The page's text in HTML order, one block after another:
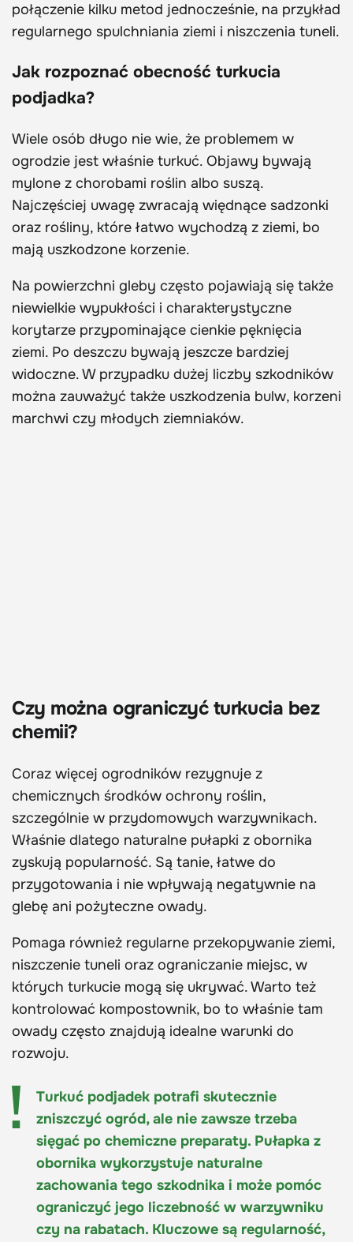
połączenie kilku metod jednocześnie, na przykład
regularnego spulchniania ziemi i niszczenia tuneli.
Jak rozpoznać obecność turkucia
podjadka?
Wiele osób długo nie wie, że problemem w
ogrodzie jest właśnie turkuć. Objawy bywają
mylone z chorobami roślin albo suszą.
Najczęściej uwagę zwracają więdnące sadzonki
oraz rośliny, które łatwo wychodzą z ziemi, bo
mają uszkodzone korzenie.
Na powierzchni gleby często pojawiają się także
niewielkie wypukłości i charakterystyczne
korytarze przypominające cienkie pęknięcia
ziemi. Po deszczu bywają jeszcze bardziej
widoczne. W przypadku dużej liczby szkodników
można zauważyć także uszkodzenia bulw, korzeni
marchwi czy młodych ziemniaków.
Czy można ograniczyć turkucia bez
chemii?
Coraz więcej ogrodników rezygnuje z
chemicznych środków ochrony roślin,
szczególnie w przydomowych warzywnikach.
Właśnie dlatego naturalne pułapki z obornika
zyskują popularność. Są tanie, łatwe do
przygotowania i nie wpływają negatywnie na
glebę ani pożyteczne owady.
Pomaga również regularne przekopywanie ziemi,
niszczenie tuneli oraz ograniczanie miejsc, w
których turkucie mogą się ukrywać. Warto też
kontrolować kompostownik, bo to właśnie tam
owady często znajdują idealne warunki do
rozwoju.
Turkuć podjadek potrafi skutecznie
zniszczyć ogród, ale nie zawsze trzeba
sięgać po chemiczne preparaty. Pułapka z
obornika wykorzystuje naturalne
zachowania tego szkodnika i może pomóc
ograniczyć jego liczebność w warzywniku
czy na rabatach. Kluczowe są regularność,